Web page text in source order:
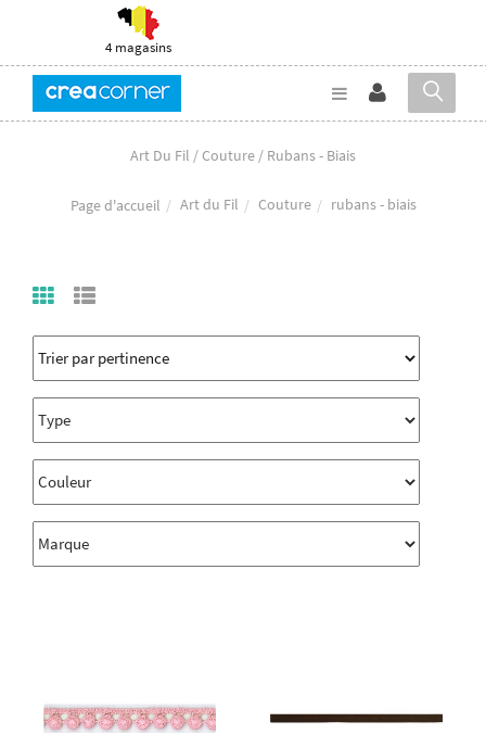
4 magasins
Art Du Fil / Couture / Rubans - Biais
Page d'accueil Art du Fil Couture rubans - biais